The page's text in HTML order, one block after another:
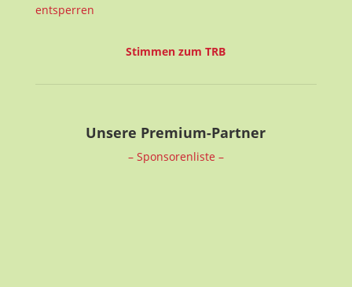
entsperren
Stimmen zum TRB
Unsere Premium-Partner
– Sponsorenliste –